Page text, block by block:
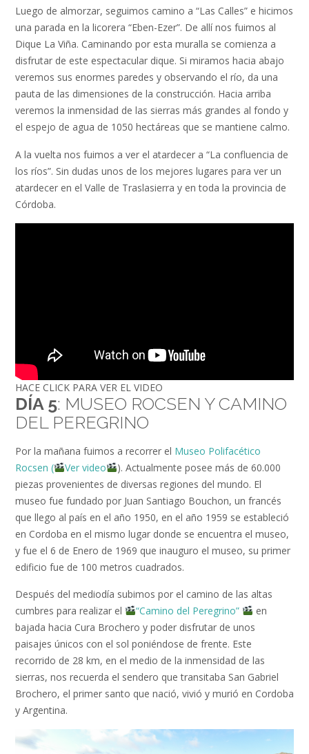
Luego de almorzar, seguimos camino a “Las Calles” e hicimos
una parada en la licorera “Eben-Ezer”. De allí nos fuimos al
Dique La Viña. Caminando por esta muralla se comienza a
disfrutar de este espectacular dique. Si miramos hacia abajo
veremos sus enormes paredes y observando el río, da una
pauta de las dimensiones de la construcción. Hacia arriba
veremos la inmensidad de las sierras más grandes al fondo y
el espejo de agua de 1050 hectáreas que se mantiene calmo.
A la vuelta nos fuimos a ver el atardecer a “La confluencia de
los ríos”. Sin dudas unos de los mejores lugares para ver un
atardecer en el Valle de Traslasierra y en toda la provincia de
Córdoba.
HACE CLICK PARA VER EL VIDEO
DÍA 5: MUSEO ROCSEN Y CAMINO
DEL PEREGRINO
Por la mañana fuimos a recorrer el Museo Polifacético
Rocsen (
Ver video
). Actualmente posee más de 60.000
piezas provenientes de diversas regiones del mundo. El
museo fue fundado por Juan Santiago Bouchon, un francés
que llego al país en el año 1950, en el año 1959 se estableció
en Cordoba en el mismo lugar donde se encuentra el museo,
y fue el 6 de Enero de 1969 que inauguro el museo, su primer
edificio fue de 100 metros cuadrados.
Después del mediodía subimos por el camino de las altas
cumbres para realizar el
“Camino del Peregrino”
en
bajada hacia Cura Brochero y poder disfrutar de unos
paisajes únicos con el sol poniéndose de frente. Este
recorrido de 28 km, en el medio de la inmensidad de las
sierras, nos recuerda el sendero que transitaba San Gabriel
Brochero, el primer santo que nació, vivió y murió en Cordoba
y Argentina.